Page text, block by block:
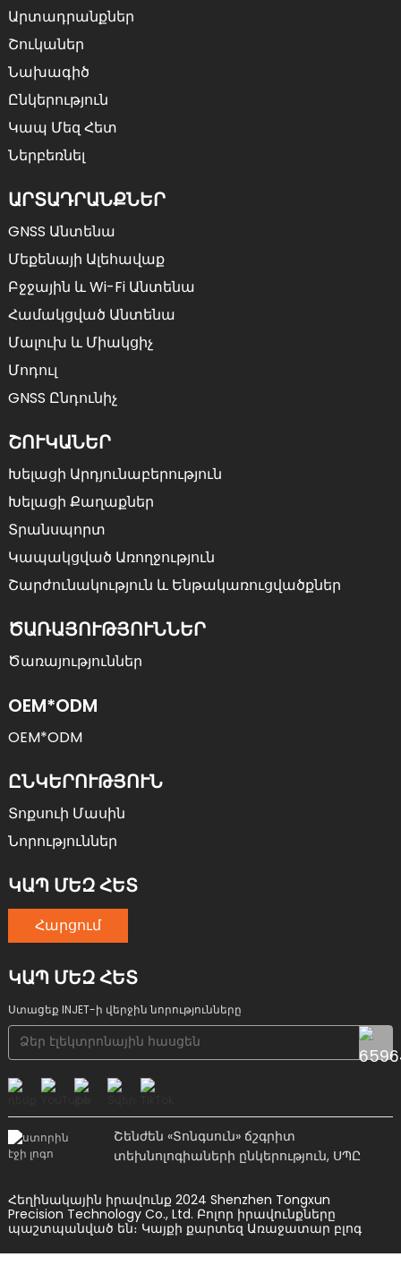
Արտադրանքներ
Շուկաներ
Նախագիծ
Ընկերություն
Կապ Մեզ Հետ
Ներբեռնել
ԱՐՏԱԴՐԱՆՔՆԵՐ
GNSS Անտենա
Մեքենայի Ալեհավաք
Բջջային ԵՒ Wi-Fi Անտենա
Համակցված Անտենա
Մալուխ ԵՒ Միակցիչ
Մոդուլ
GNSS Ընդունիչ
ՇՈՒԿԱՆԵՐ
Խելացի Արդյունաբերություն
Խելացի Քաղաքներ
Տրանսպորտ
Կապակցված Առողջություն
Շարժունակություն ԵՒ Ենթակառուցվածքներ
ԾԱՌԱՅՈՒԹՅՈՒՆՆԵՐ
Ծառայություններ
OEM*ODM
OEM*ODM
ԸՆԿԵՐՈՒԹՅՈՒՆ
Տոքսուի Մասին
Նորություններ
ԿԱՊ ՄԵԶ ՀԵՏ
Հարցում
ԿԱՊ ՄԵԶ ՀԵՏ
Ստացեք INJET-ի վերջին նորությունները
Շենժեն «Տոնգսուն» ճշգրիտ
տեխնոլոգիաների ընկերություն, ՍՊԸ
Հեղինակային իրավունք 2024 Shenzhen Tongxun
Precision Technology Co., Ltd. Բոլոր իրավունքները
պաշտպանված են։ Կայքի քարտեզ Առաջատար բլոգ